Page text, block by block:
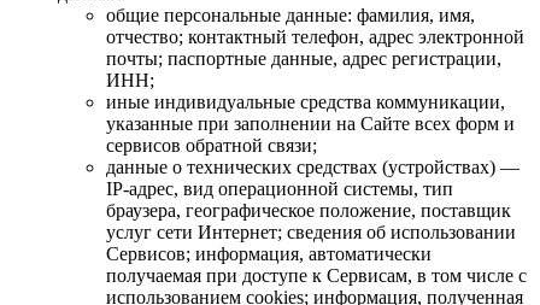
общие персональные данные: фамилия, имя,
отчество; контактный телефон, адрес электронной
почты; паспортные данные, адрес регистрации,
ИНН;
иные индивидуальные средства коммуникации,
указанные при заполнении на Сайте всех форм и
сервисов обратной связи;
данные о технических средствах (устройствах) —
IP-адрес, вид операционной системы, тип
браузера, географическое положение, поставщик
услуг сети Интернет; сведения об использовании
Сервисов; информация, автоматически
получаемая при доступе к Сервисам, в том числе с
использованием cookies; информация, полученная